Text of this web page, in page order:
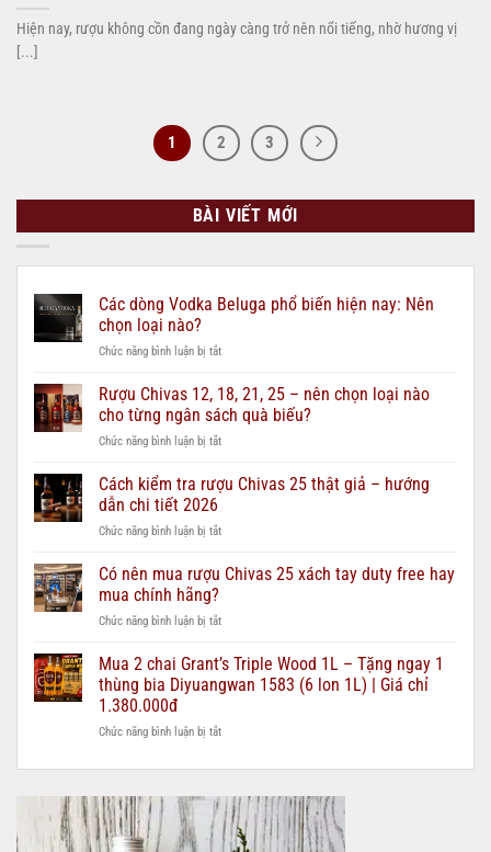
Hiện nay, rượu không cồn đang ngày càng trở nên nổi tiếng, nhờ hương vị
[...]
1 2 3
BÀI VIẾT MỚI
Các dòng Vodka Beluga phổ biến hiện nay: Nên
chọn loại nào?
Chức năng bình luận bị tắtở
dòng
Vodka
Beluga
phổ
hiện
chọn
nào?
Rượu Chivas 12, 18, 21, 25 – nên chọn loại nào
cho từng ngân sách quà biếu?
Chức năng bình luận bị tắtở
Chivas
12,
21,
–
loại
cho
từng
quà
Cách kiểm tra rượu Chivas 25 thật giả – hướng
dẫn chi tiết 2026
Chức năng bình luận bị tắtở
kiểm
Chivas
thật
giả
–
dẫn
tiết
Có nên mua rượu Chivas 25 xách tay duty free hay
mua chính hãng?
Chức năng bình luận bị tắtở
nên
rượu
25
tay
free
hay
mua
Mua 2 chai Grant’s Triple Wood 1L – Tặng ngay 1
thùng bia Diyuangwan 1583 (6 lon 1L) | Giá chỉ
1.380.000đ
Chức năng bình luận bị tắtở
2
Grant’s
Triple
Wood